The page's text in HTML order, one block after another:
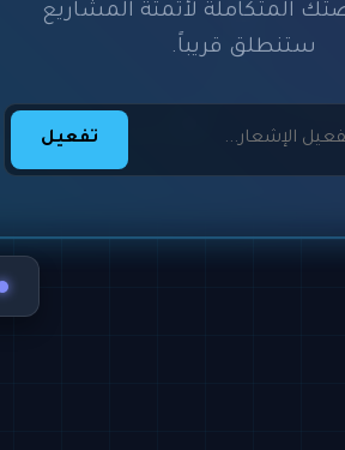
المتكاملة لأتمتة المشاريع
ستنطلق قريباً.
تفعيل